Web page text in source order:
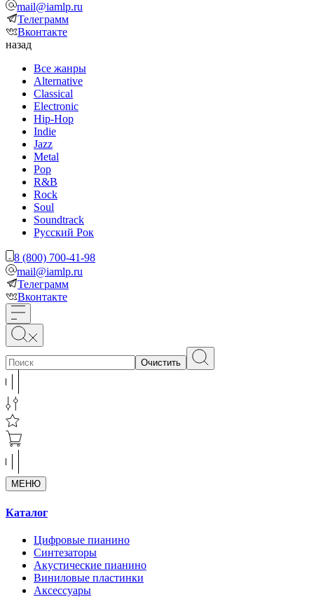
mail@iamlp.ru
Телеграмм
Вконтакте
назад
Все жанры
Alternative
Classical
Electronic
Hip-Hop
Indie
Jazz
Metal
Pop
R&B
Rock
Soul
Soundtrack
Русский Рок
8 (800) 700-41-98
mail@iamlp.ru
Телеграмм
Вконтакте
Очистить
МЕНЮ
Каталог
Цифровые пианино
Синтезаторы
Акустические пианино
Виниловые пластинки
Аксессуары